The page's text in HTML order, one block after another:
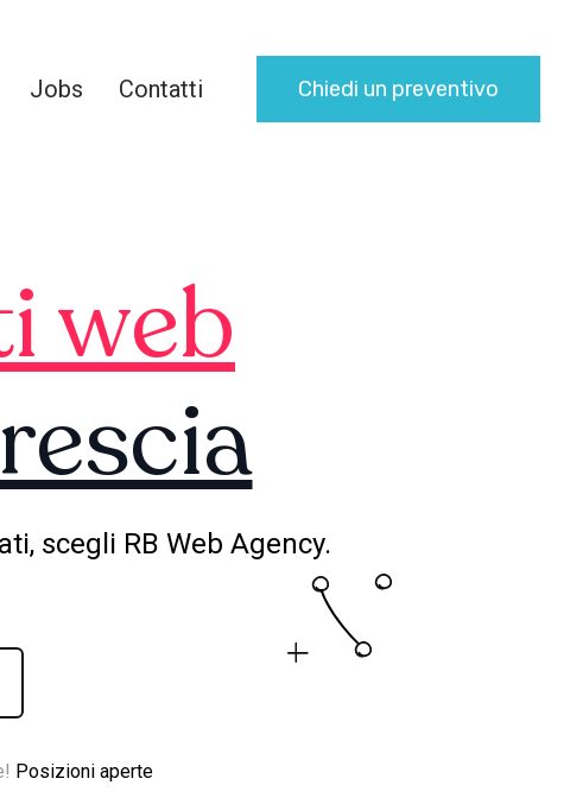
Jobs Contatti Chiedi un preventivo
web
scegli RB Web Agency.
Posizioni aperte